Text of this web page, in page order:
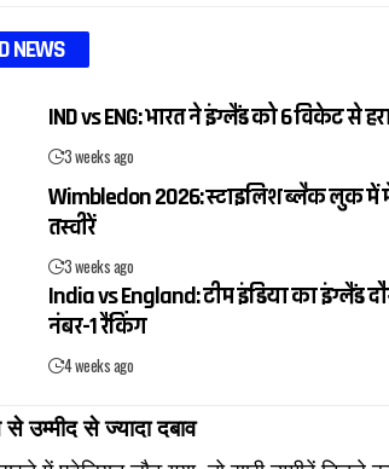
NEWS
IND vs ENG: भारत ने इंग्लैंड को 6 विकेट से
3 weeks ago
Wimbledon 2026: स्टाइलिश ब्लैक लुक में
तस्वीरें
3 weeks ago
India vs England: टीम इंडिया का इंग्लैंड
नंबर-1 रैंकिंग
4 weeks ago
उम्मीद से ज्यादा दबाव